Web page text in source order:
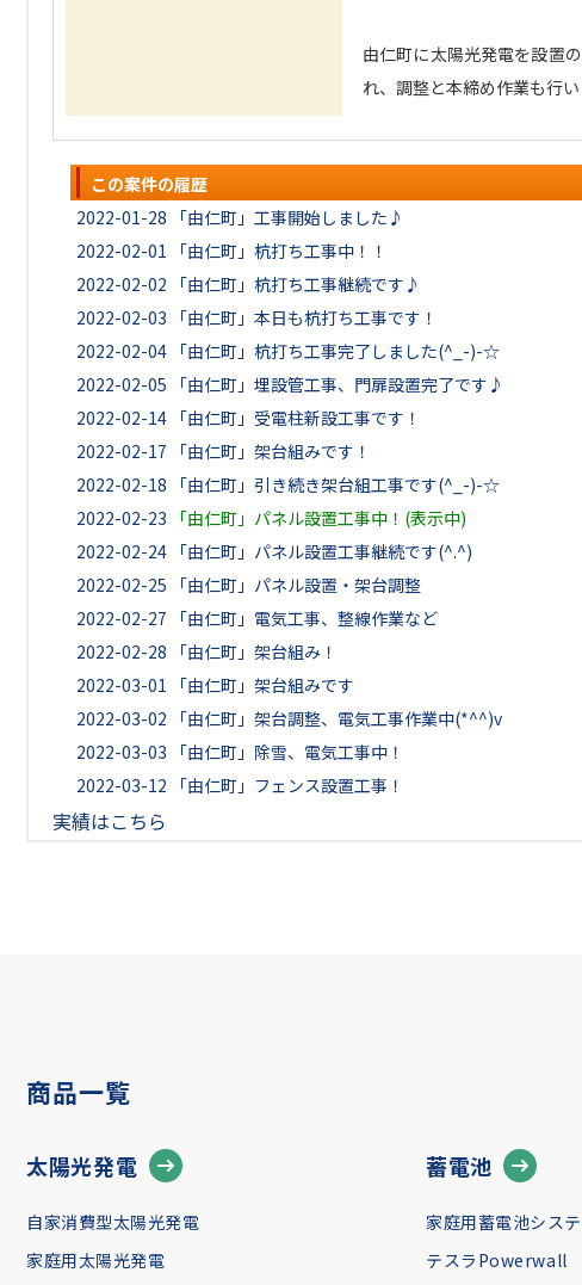
由仁町に太陽光発電を設置
れ、調整と本締め作業も行
この案件の履歴
2022-01-28
「由仁町」工事開始しました♪
2022-02-01
「由仁町」杭打ち工事中！！
2022-02-02
「由仁町」杭打ち工事継続です♪
2022-02-03
「由仁町」本日も杭打ち工事です！
2022-02-04 「由仁町」杭打ち工事完了しました(^_-)-☆
2022-02-05
「由仁町」埋設管工事、門扉設置完了です♪
2022-02-14 「由仁町」受電柱新設工事です！
2022-02-17
「由仁町」架台組みです！
2022-02-18
「由仁町」引き続き架台組工事です(^_-)-☆
2022-02-23
「由仁町」パネル設置工事中！(表示中)
2022-02-24 「由仁町」パネル設置工事継続です(^.^)
2022-02-25
「由仁町」パネル設置・架台調整
2022-02-27
「由仁町」電気工事、整線作業など
2022-02-28
「由仁町」架台組み！
2022-03-01
「由仁町」架台組みです
2022-03-02
「由仁町」架台調整、電気工事作業中(*^^)v
2022-03-03
「由仁町」除雪、電気工事中！
2022-03-12
「由仁町」フェンス設置工事！
実績はこちら
商品一覧
太陽光発電
自家消費型太陽光発電
家庭用太陽光発電
蓄電池
家庭用蓄電池シス
テスラPowerwall